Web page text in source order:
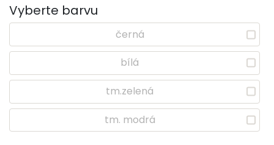
Vyberte barvu
černá
bílá
tm.zelená
tm. modrá